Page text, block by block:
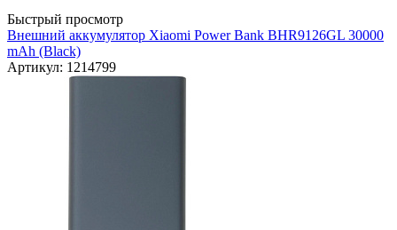
Быстрый просмотр
Внешний аккумулятор Xiaomi Power Bank BHR9126GL 30000
mAh (Black)
Артикул: 1214799